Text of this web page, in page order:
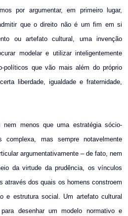
por argumentar, em primeiro lugar,
que o direito não é um fim em si
ou artefato cultural, uma invenção
modelar e utilizar inteligentemente
políticos que vão mais além do próprio
liberdade, igualdade e fraternidade,
menos que uma estratégia sócio-
mas sempre notavelmente
argumentativamente – de fato, nem
da virtude da prudência, os vínculos
através dos quais os homens constroem
e estrutura social. Um artefato cultural
desenhar um modelo normativo e